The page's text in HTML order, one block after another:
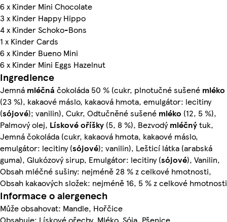
6 x Kinder Mini Chocolate
3 x Kinder Happy Hippo
4 x Kinder Schoko-Bons
1 x Kinder Cards
6 x Kinder Bueno Mini
6 x Kinder Mini Eggs Hazelnut
Ingredience
Jemná mléčná čokoláda 50 % (cukr, plnotučné sušené mléko
(23 %), kakaové máslo, kakaová hmota, emulgátor: lecitiny
(sójové); vanilin), Cukr, Odtučněné sušené mléko (12, 5 %),
Palmový olej, Lískové oříšky (5, 8 %), Bezvodýmléčnýtuk,
Jemná čokoláda (cukr, kakaová hmota, kakaové máslo,
emulgátor: lecitiny (sójové); vanilin), Lešticí látka (arabská
guma), Glukózový sirup, Emulgátor: lecitiny (sójové), Vanilin,
Obsah mléčné sušiny: nejméně 28 % z celkové hmotnosti,
Obsah kakaových složek: nejméně 16, 5 % z celkové hmotnosti
Informace o alergenech
Může obsahovat: Mandle, Hořčice